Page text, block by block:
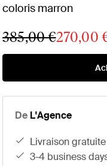
coloris marron
385,00 €270,00
De L'Agence
livraison gratuite
3-4 business